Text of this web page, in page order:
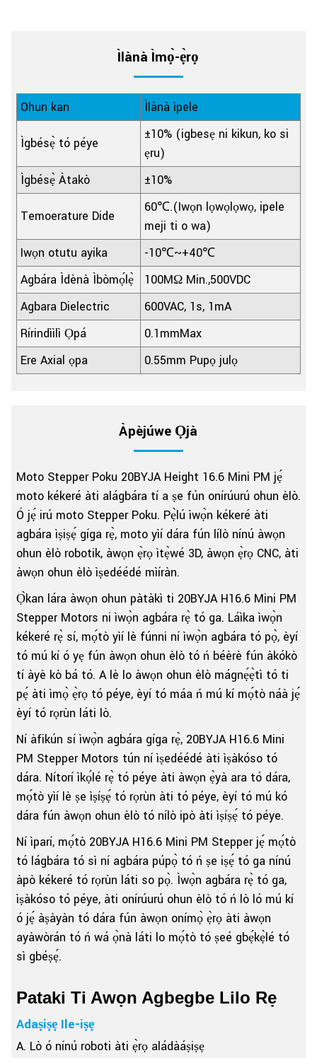
Ìlànà Ìmọ̀-ẹ̀rọ
Ohun kan Ìlànà ìpele
Ìgbésẹ̀ tó péye
±10% (igbesẹ ni kikun, ko si
ẹru)
Ìgbésẹ̀ Àtakò
±10%
Temoerature Dide
60℃.(Iwọn lọwọlọwọ, ipele
meji ti o wa)
Iwọn otutu ayika
-10℃~+40℃
Agbára Ìdènà Ìbòmọ́lẹ̀
100MΩ Min.,500VDC
Agbara Dielectric
600VAC, 1s, 1mA
Rírindììlì Ọpá
0.1mmMax
Ere Axial ọpa
0.55mm Pupọ julọ
Àpèjúwe Ọjà
Moto Stepper Poku 20BYJA Height 16.6 Mini PM jẹ́
moto kékeré àti alágbára tí a ṣe fún onírúurú ohun èlò.
Ó jẹ́ irú moto Stepper Poku. Pẹ̀lú ìwọ̀n kékeré àti
agbára ìṣiṣẹ́ gíga rẹ̀, moto yìí dára fún lílò nínú àwọn
ohun èlò robotik, àwọn ẹ̀rọ ìtẹ̀wé 3D, àwọn ẹ̀rọ CNC, àti
àwọn ohun èlò ìṣedéédé mìíràn.
Ọ̀kan lára ​​àwọn ohun pàtàkì ti 20BYJA H16.6 Mini PM
Stepper Motors ni ìwọ̀n agbára rẹ̀ tó ga. Láìka ìwọ̀n
kékeré rẹ̀ sí, mọ́tò yìí lè fúnni ní ìwọ̀n agbára tó pọ̀, èyí
tó mú kí ó yẹ fún àwọn ohun èlò tó ń béèrè fún àkókò
tí àyè kò bá tó. A lè lo àwọn ohun èlò mágnẹ́ẹ̀tì tó ti
pẹ́ àti ìmọ̀ ẹ̀rọ tó péye, èyí tó máa ń mú kí mọ́tò náà jẹ́
èyí tó rọrùn láti lò.
Ní àfikún sí ìwọ̀n agbára gíga rẹ̀, 20BYJA H16.6 Mini
PM Stepper Motors tún ní ìṣedéédé àti ìṣàkóso tó
dára. Nítorí ìkọ́lé rẹ̀ tó péye àti àwọn ẹ̀yà ara tó dára,
mọ́tò yìí lè ṣe ìṣíṣẹ́ tó rọrùn àti tó péye, èyí tó mú kó
dára fún àwọn ohun èlò tó nílò ipò àti ìṣíṣẹ́ tó péye.
Ní ìparí, mọ́tò 20BYJA H16.6 Mini PM Stepper jẹ́ mọ́tò
tó lágbára tó sì ní agbára púpọ̀ tó ń ṣe iṣẹ́ tó ga nínú
àpò kékeré tó rọrùn láti so pọ̀. Ìwọ̀n agbára rẹ̀ tó ga,
ìṣàkóso tó péye, àti onírúurú ohun èlò tó ń lò ló mú kí
ó jẹ́ àṣàyàn tó dára fún àwọn onímọ̀ ẹ̀rọ àti àwọn
ayàwòrán tó ń wá ọ̀nà láti lo mọ́tò tó ṣeé gbẹ́kẹ̀lé tó
sì gbéṣẹ́.
Pataki Ti Awọn Agbegbe Lilo Rẹ
Adaṣiṣẹ Ile-iṣẹ
A. Lò ó nínú roboti àti ẹ̀rọ aládàáṣiṣẹ